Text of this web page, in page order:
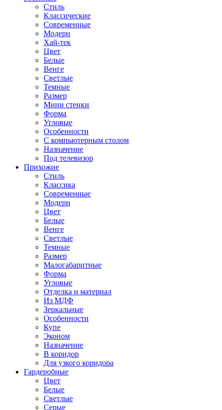
Стиль
Классические
Современные
Модерн
Хай-тек
Цвет
Белые
Венге
Светлые
Темные
Размер
Мини стенки
Форма
Угловые
Особенности
С компьютерным столом
Назначение
Под телевизор
Прихожие
Стиль
Классика
Современные
Модерн
Цвет
Белые
Венге
Светлые
Темные
Размер
Малогабаритные
Форма
Угловые
Отделка и материал
Из МДФ
Зеркальные
Особенности
Купе
Эконом
Назначение
В коридор
Для узкого коридора
Гардеробные
Цвет
Белые
Светлые
Серые